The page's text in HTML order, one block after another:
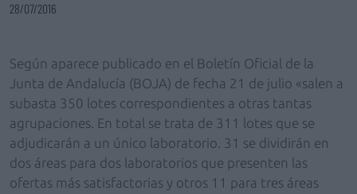
28/07/2016
Según aparece publicado en el Boletín Oficial de la
Junta de Andalucía (BOJA) de fecha 21 de julio «salen a
subasta 350 lotes correspondientes a otras tantas
agrupaciones. En total se trata de 311 lotes que se
adjudicarán a un único laboratorio. 31 se dividirán en
dos áreas para dos laboratorios que presenten las
ofertas más satisfactorias y otros 11 para tres áreas